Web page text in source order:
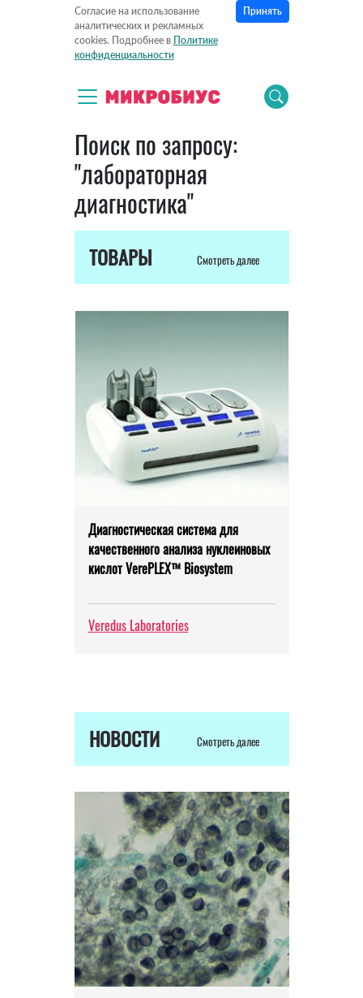
Согласие на использование
аналитических и рекламных
cookies. Подробнее в Политике
конфиденциальности
Принять
Поиск по запросу:
"лабораторная
диагностика"
ТОВАРЫ Смотреть далее
Диагностическая система для
качественного анализа нуклеиновых
кислот VerePLEX™ Biosystem
Veredus Laboratories
НОВОСТИ Смотреть далее